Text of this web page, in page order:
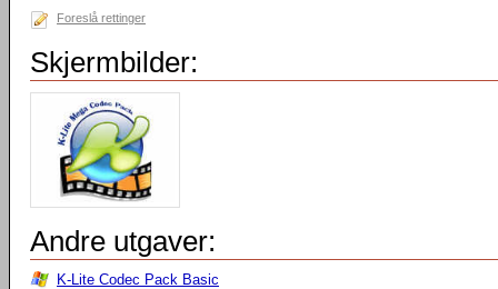
Foreslå rettinger
Skjermbilder:
Andre utgaver:
K-Lite Codec Pack Basic